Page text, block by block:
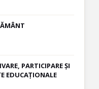
PARTICIPARE ȘI
EDUCAȚIONALE